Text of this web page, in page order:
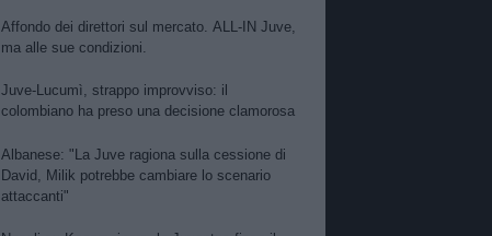
Affondo dei direttori sul mercato. ALL-IN Juve,
ma alle sue condizioni.
Juve-Lucumì, strappo improvviso: il
colombiano ha preso una decisione clamorosa
Albanese: "La Juve ragiona sulla cessione di
David, Milik potrebbe cambiare lo scenario
attaccanti"